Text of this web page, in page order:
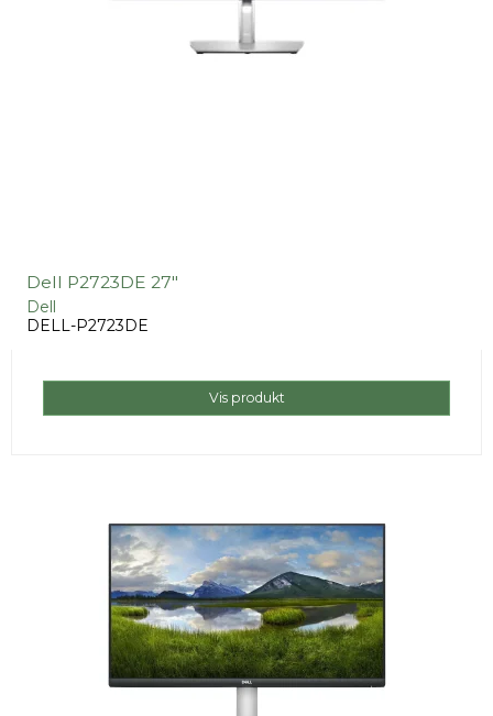
Dell P2723DE 27"
Dell
DELL-P2723DE
Vis produkt